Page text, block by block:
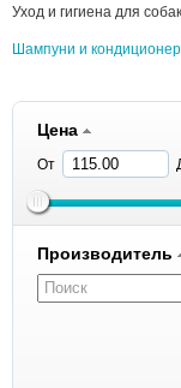
Уход и гигиена для собак
Шампуни и
Цена
От
Производитель